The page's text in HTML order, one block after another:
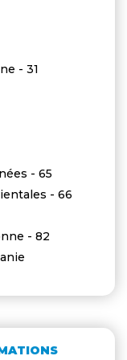
- 31
- 65
- 66
- 82